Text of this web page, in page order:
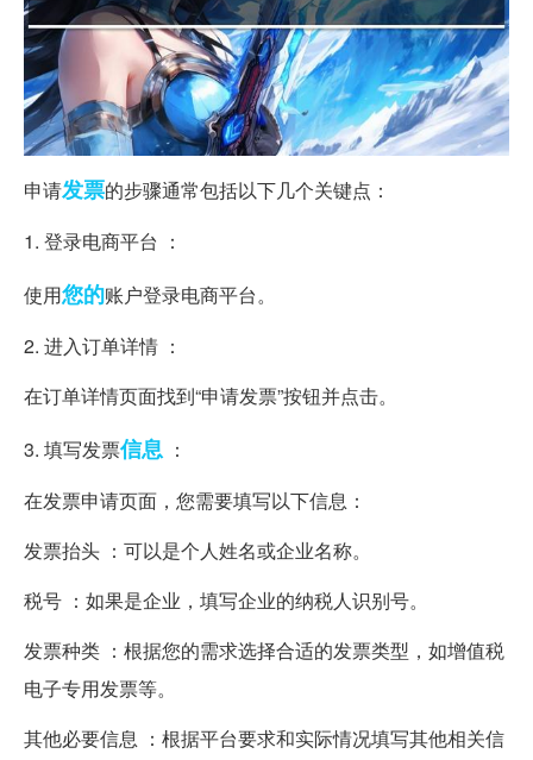
申请发票的步骤通常包括以下几个关键点：
1. 登录电商平台 ：
使用您的账户登录电商平台。
2. 进入订单详情 ：
在订单详情页面找到“申请发票”按钮并点击。
3. 填写发票信息 ：
在发票申请页面，您需要填写以下信息：
发票抬头 ：可以是个人姓名或企业名称。
税号 ：如果是企业，填写企业的纳税人识别号。
发票种类 ：根据您的需求选择合适的发票类型，如增值税
电子专用发票等。
其他必要信息 ：根据平台要求和实际情况填写其他相关信